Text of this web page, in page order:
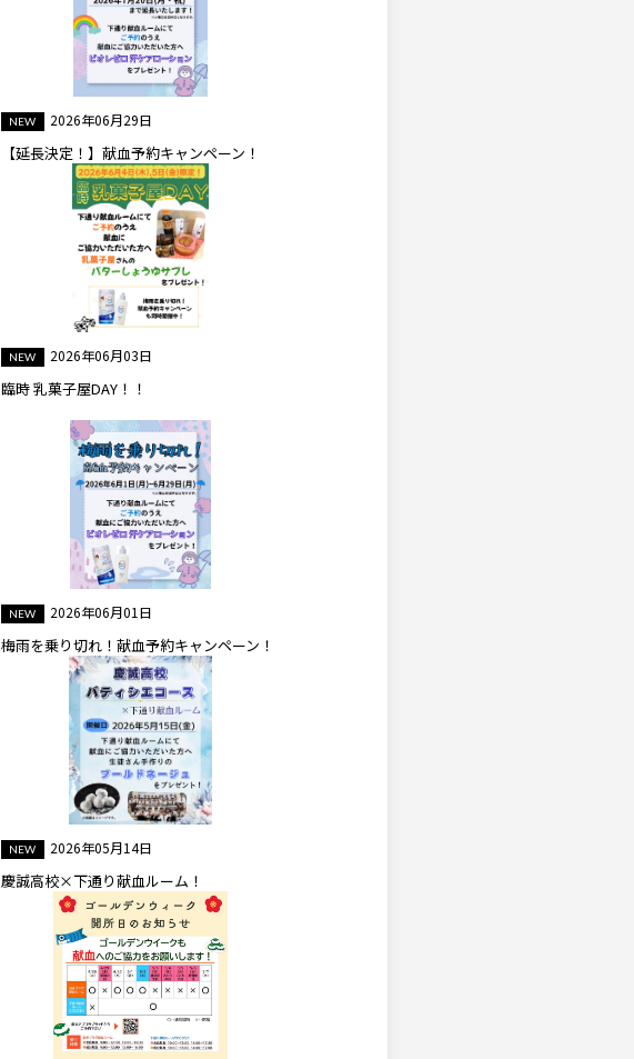
2026年06月29日
【延長決定！】献血予約キャンペーン！
2026年06月03日
臨時 乳菓子屋DAY！！
2026年06月01日
梅雨を乗り切れ！献血予約キャンペーン！
2026年05月14日
慶誠高校×下通り献血ルーム！